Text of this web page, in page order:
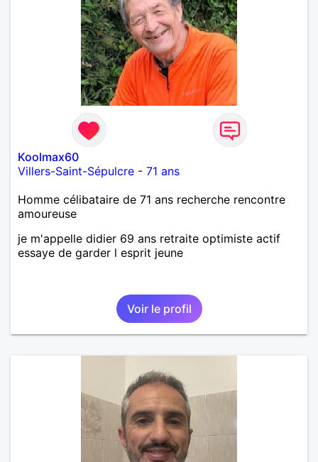
Koolmax60
Villers-Saint-Sépulcre - 71 ans
Homme célibataire de 71 ans recherche rencontre
amoureuse
je m'appelle didier 69 ans retraite optimiste actif
essaye de garder l esprit jeune
Voir le profil